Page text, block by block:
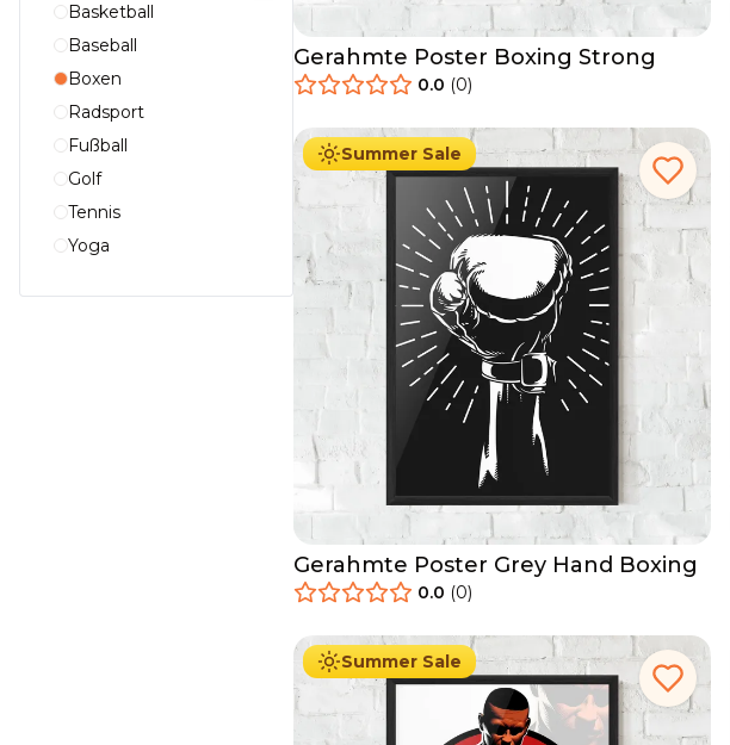
Basketball
Baseball
Boxen
Radsport
Fußball
Golf
Tennis
Yoga
Gerahmte Poster Boxing Strong
0.0 (0)
Summer Sale
Ab 49.90 € 29.90
Gerahmte Poster Grey Hand Boxing
0.0 (0)
Summer Sale
Ab 49.90 € 29.90